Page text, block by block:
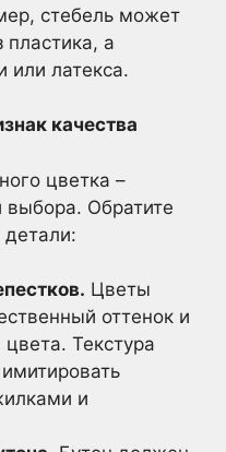
стебель может
пластика, а
или латекса.
качества
цветка –
Обратите
Цветы
оттенок и
Текстура
и